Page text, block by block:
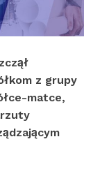
z grupy
matce,